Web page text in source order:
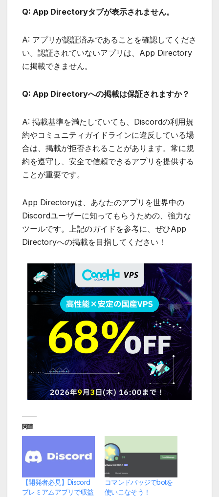
Q: App Directoryタブが表示されません。
A: アプリが認証済みであることを確認してくださ
い。認証されていないアプリは、App Directory
に掲載できません。
Q: App Directoryへの掲載は保証されますか？
A: 掲載基準を満たしていても、Discordの利用規
約やコミュニティガイドラインに違反している場
合は、掲載が拒否されることがあります。常に規
約を遵守し、安全で信頼できるアプリを提供する
ことが重要です。
App Directoryは、あなたのアプリを世界中の
Discordユーザーに知ってもらうための、強力な
ツールです。上記のガイドを参考に、ぜひApp
Directoryへの掲載を目指してください！
関連
【開発者必見】Discord
プレミアムアプリで収益
コマンドバッジでbotを
使いこなそう！